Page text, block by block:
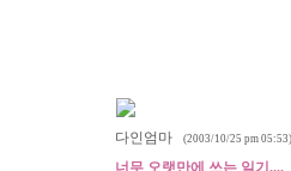
다인엄마 (2003/10/25 pm 05:53)
너무 오랫만에 쓰는 일기....